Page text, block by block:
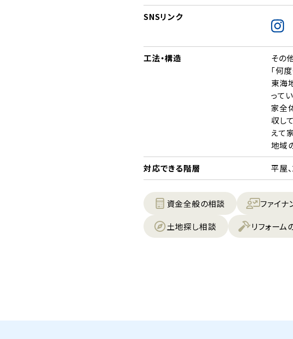
SNSリンク
工法・構造
その
「何
東海
って
家全
収し
えて
地域
対応できる階層
平屋
資金全般の相談 ファイ
土地探し相談
リフォーム